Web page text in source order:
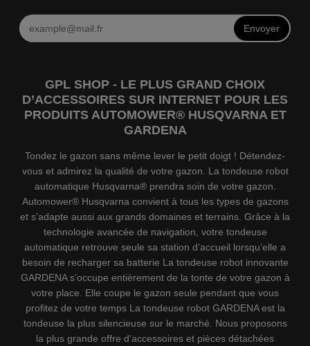
Envoyer
GPL SHOP - LE PLUS GRAND CHOIX
D’ACCESSOIRES SUR INTERNET POUR LES
PRODUITS AUTOMOWER® HUSQVARNA ET
GARDENA
Tondez le gazon sans même lever le petit doigt ! Détendez-
vous et admirez la qualité de votre gazon. La tondeuse robot
automatique Husqvarna® prendra soin de votre gazon.
Automower® Husqvarna convient à tous les types de gazons
et s’adapte aussi aux grands domaines et terrains. Grâce à la
technologie avancée de navigation, votre tondeuse
automatique retrouve seule sa station d’accueil lorsqu’elle a
besoin de recharger sa batterie La tondeuse robot innovante
GARDENA s’occupe entièrement de la tonte de votre gazon à
votre place. Elle coupe le gazon seule pendant que vous
profitez de votre temps La tondeuse robot GARDENA est la
tondeuse la plus silencieuse sur le marché. Nous proposons
la plus grande offre d’accessoires et pièces détachées